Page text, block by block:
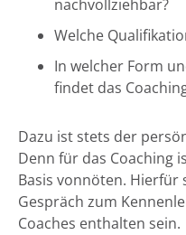
nachvollziehbar?
Welche
In welcher Form
findet das
Dazu ist stets der
Denn für das Coaching
Basis vonnöten. Hierfür
Gespräch zum
Coaches enthalten sein.